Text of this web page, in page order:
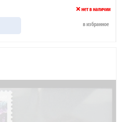
нет в наличии
в избранное